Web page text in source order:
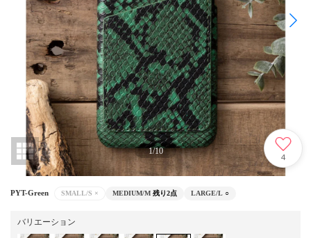
1/10
4
PYT-Green SMALL/S × MEDIUM/M 残り2点 LARGE/L ○
バリエーション